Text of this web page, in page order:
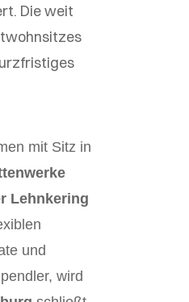
Die weit
mit Sitz in
Lehnkering
und
wird